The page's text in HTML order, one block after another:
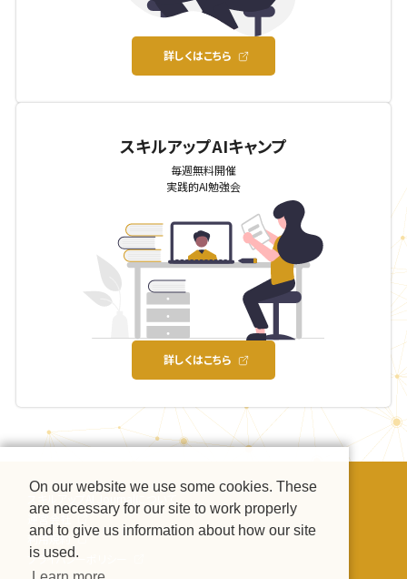
詳しくはこちら
スキルアップAIキャンプ
毎週無料開催
実践的AI勉強会
詳しくはこちら
運営会社
利用規約
プライバシーポリシー
On our website we use some cookies. These
are necessary for our site to work properly
and to give us information about how our site
is used.